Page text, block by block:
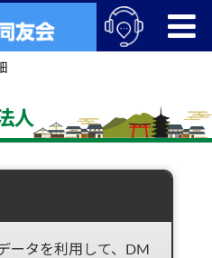
人
ータを利用して、DM